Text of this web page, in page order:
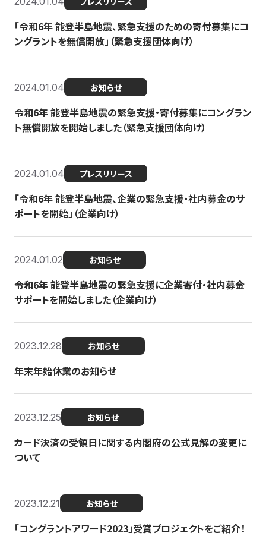
「令和6年 能登半島地震、緊急支援のための寄付募集にコ
ングラントを無償開放」（緊急支援団体向け）
2024.01.04 お知らせ
令和6年 能登半島地震の緊急支援・寄付募集にコングラン
ト無償開放を開始しました（緊急支援団体向け）
2024.01.04 プレスリリース
「令和6年 能登半島地震、企業の緊急支援・社内募金のサ
ポートを開始」（企業向け）
2024.01.02 お知らせ
令和6年 能登半島地震の緊急支援に企業寄付・社内募金
サポートを開始しました（企業向け）
2023.12.28 お知らせ
年末年始休業のお知らせ
2023.12.25 お知らせ
カード決済の受領日に関する内閣府の公式見解の変更に
ついて
2023.12.21 お知らせ
「コングラントアワード2023」受賞プロジェクトをご紹介！